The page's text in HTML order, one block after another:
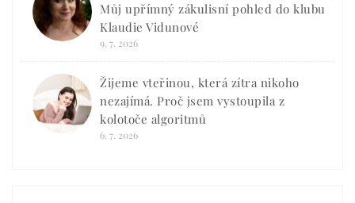
Můj upřímný zákulisní pohled do klubu
Klaudie Vidunové
9. 7. 2026
Žijeme vteřinou, která zítra nikoho
nezajímá. Proč jsem vystoupila z
kolotoče algoritmů
6. 7. 2026